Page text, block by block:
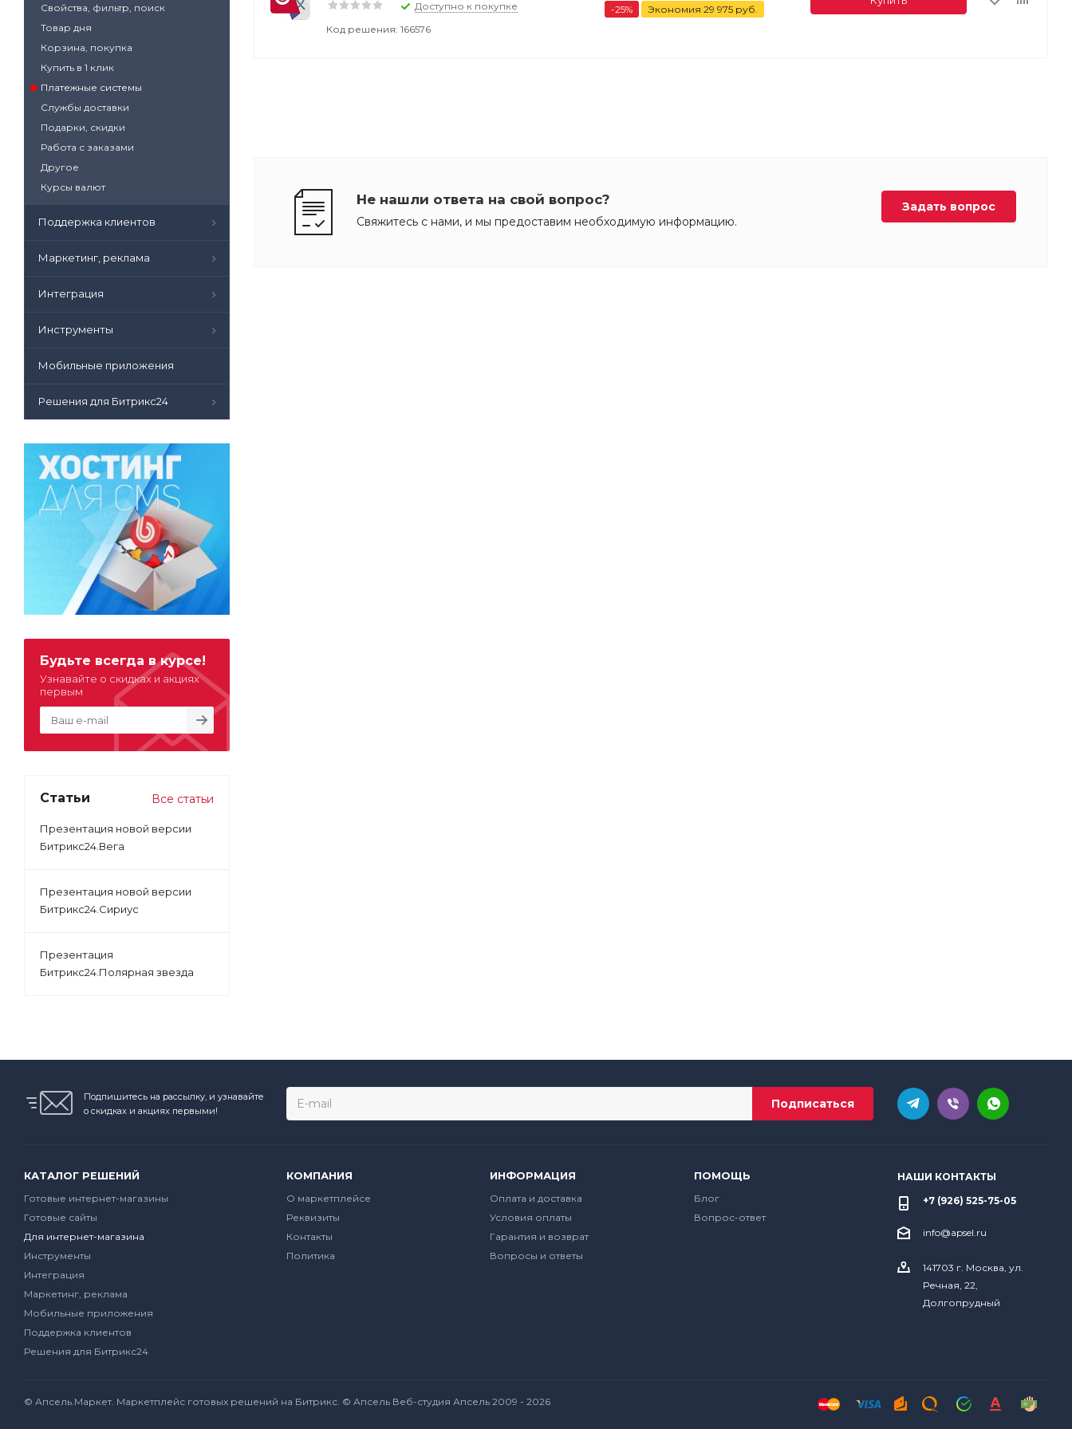
Доступно к покупке
Код решения: 166576
-25% Экономия 29 975 руб.
Не нашли ответа на свой вопрос?
Свяжитесь с нами, и мы предоставим необходимую информацию.
Задать вопрос
Свойства, фильтр, поиск
Товар дня
Корзина, покупка
Купить в 1 клик
Платежные системы
Службы доставки
Подарки, скидки
Работа с заказами
Другое
Курсы валют
Поддержка клиентов
Маркетинг, реклама
Интеграция
Инструменты
Мобильные приложения
Решения для Битрикс24
Будьте всегда в курсе!
Узнавайте о скидках и акциях
первым
Статьи Все статьи
Презентация новой версии
Битрикс24.Вега
Презентация новой версии
Битрикс24.Сириус
Презентация
Битрикс24.Полярная звезда
Подпишитесь на рассылку, и узнавайте
о скидках и акциях первыми!
КАТАЛОГ РЕШЕНИЙ
Готовые интернет-магазины
Готовые сайты
Для интернет-магазина
Инструменты
Интеграция
Маркетинг, реклама
Мобильные приложения
Поддержка клиентов
Решения для Битрикс24
КОМПАНИЯ
О маркетплейсе
Реквизиты
Контакты
Политика
ИНФОРМАЦИЯ
Оплата и доставка
Условия оплаты
Гарантия и возврат
Вопросы и ответы
ПОМОЩЬ
Блог
Вопрос-ответ
НАШИ КОНТАКТЫ
+7 (926) 525-75-05
info@apsel.ru
141703 г. Москва, ул.
Речная, 22,
Долгопрудный
© Апсель.Маркет. Маркетплейс готовых решений на Битрикс. © Апсель Веб-студия Апсель 2009 - 2026